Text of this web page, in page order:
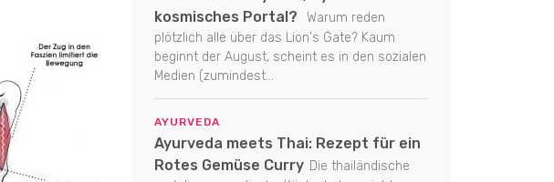
kosmisches Portal?
Warum reden
plötzlich alle über das Lion's Gate? Kaum
beginnt der August, scheint es in den sozialen
Medien (zumindest...
AYURVEDA
Ayurveda meets Thai: Rezept für ein
Rotes Gemüse Curry Die thailändische